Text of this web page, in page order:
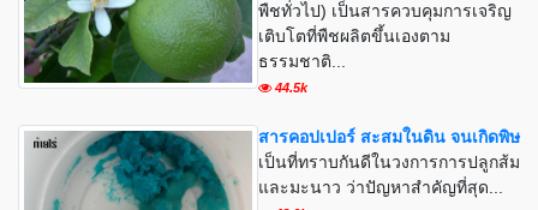
พืชทั่วไป) เป็นสารควบคุมการเจริญ
เติบโตที่พืชผลิตขึ้นเองตาม
ธรรมชาติ...
44.5k
สารคอปเปอร์ สะสมในดิน จนเกิดพิษ
เป็นที่ทราบกันดีในวงการการปลูกส้ม
และมะนาว ว่าปัญหาสำคัญที่สุด...